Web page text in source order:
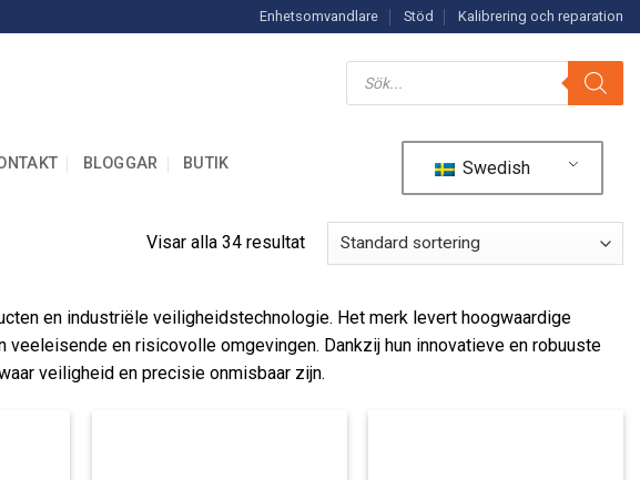
Enhetsomvandlare Stöd Kalibrering och reparation
Produktsökning
BLOGGAR BUTIK Swedish
Visar alla 34 resultat
en industriële veiligheidstechnologie. Het merk levert hoogwaardige
en risicovolle omgevingen. Dankzij hun innovatieve en robuuste
veiligheid en precisie onmisbaar zijn.